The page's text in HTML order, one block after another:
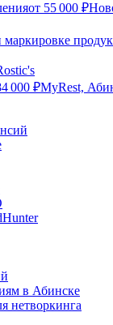
от 55 000 ₽
маркировке
000 ₽MyRest,
в Абинске
нетворкинга